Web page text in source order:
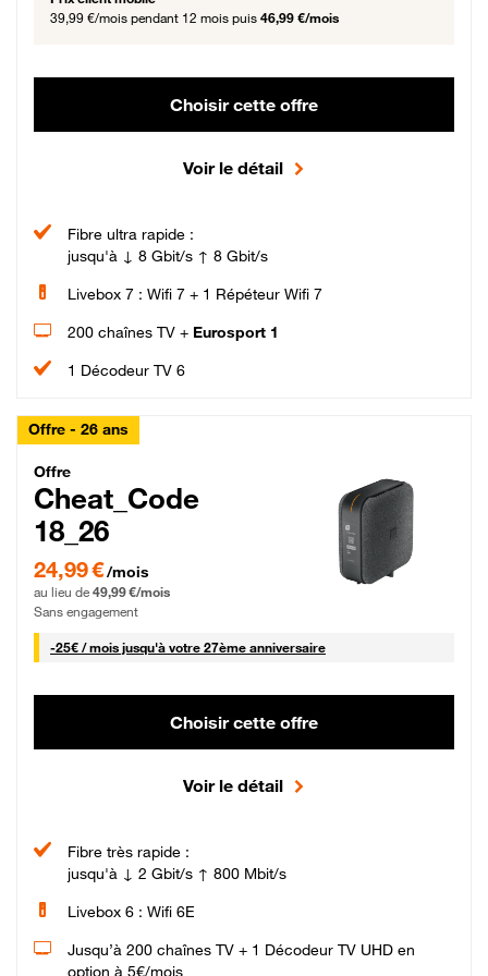
39,99 €/mois pendant 12 mois puis 46,99 €/mois
Choisir cette offre
Voir le détail
Fibre ultra rapide :
jusqu'à ↓ 8 Gbit/s ↑ 8 Gbit/s
Livebox 7 : Wifi 7 + 1 Répéteur Wifi 7
200 chaînes TV + Eurosport 1
1 Décodeur TV 6
Offre - 26 ans
Cheat_Code Fibre_18_26
Offre
Cheat_Code
18_26
24,99 € par mois pendant 0 mois puis 49,99 € par mois, Sans engagement
24,99 €/mois
au lieu de 49,99 €/mois
Sans engagement
-25€ / mois25 € par mois
jusqu'à votre 27ème anniversaire
Choisir cette offre
Voir le détail
Fibre très rapide :
jusqu'à ↓ 2 Gbit/s ↑ 800 Mbit/s
Livebox 6 : Wifi 6E
Jusqu’à 200 chaînes TV + 1 Décodeur TV UHD en
option à 5€/mois